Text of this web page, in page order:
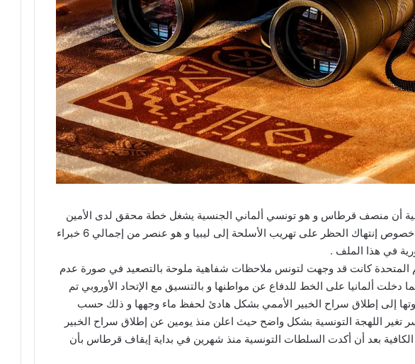
أن منصف قرطاس و هو تونسي ألماني الجنسية يشغل خطة محقق لدى الأمين
العام للأمم المتحدة في خصوص إنتهاك الحظر على تهريب الأسلحة إلى ليبيا و هو عنصر من إجمالي 6 خبراء
في هذا الملف .
المتحدة كانت قد وجهت لتونس ملاحظات شفاهية ملوحة بالتصعيد في صورة عدم
ألمانيا على الخط للدفاع عن مواطنها و بالتنسيق مع الإتحاد الأوروبي تم
إلى إطلاق سراح الخبير الأممي بشكل هادئ لحفظ ماء وجهها و ذلك حسب
تغير اللهجة التونسية بشكل واضح حيث اعلن منذ يومين عن إطلاق سراح الخبير
الكافية بعد أن أكدت السلطات التونسية منذ شهرين في بداية إيقاف قرطاس بأن